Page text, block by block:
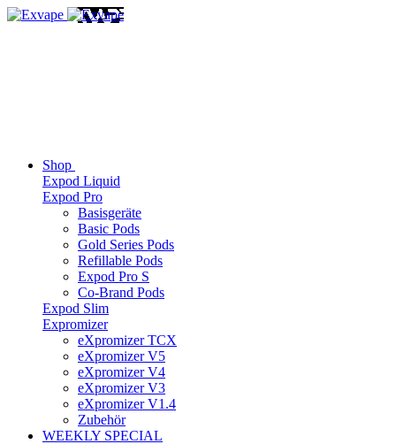
Shop
Expod Liquid
Expod Pro
Basisgeräte
Basic Pods
Gold Series Pods
Refillable Pods
Expod Pro S
Co-Brand Pods
Expod Slim
Expromizer
eXpromizer TCX
eXpromizer V5
eXpromizer V4
eXpromizer V3
eXpromizer V1.4
Zubehör
WEEKLY SPECIAL